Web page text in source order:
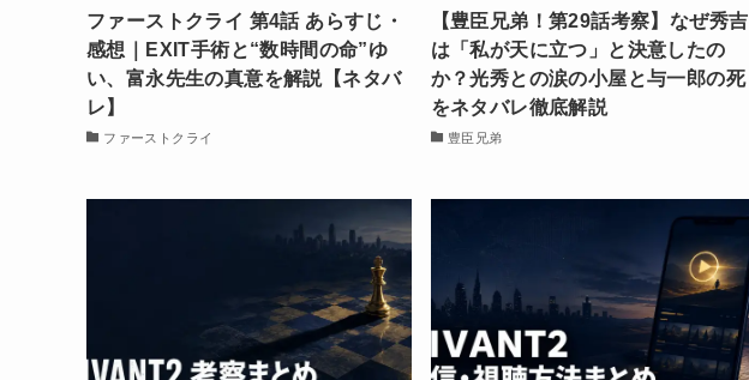
ファーストクライ 第4話 あらすじ・
感想｜EXIT手術と“数時間の命”ゆ
い、富永先生の真意を解説【ネタバ
レ】
ファーストクライ
【豊臣兄弟！第29話考察】なぜ秀吉
は「私が天に立つ」と決意したの
か？光秀との涙の小屋と与一郎の死
をネタバレ徹底解説
豊臣兄弟